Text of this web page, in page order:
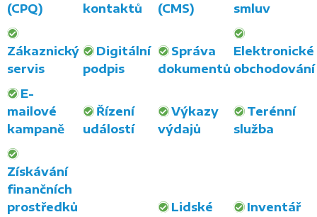
(CPQ)
kontaktů
(CMS)
smluv
Zákaznický
servis
Digitální
podpis
Správa
dokumentů
Elektronické
obchodování
E-
mailové
kampaně
Řízení
událostí
Výkazy
výdajů
Terénní
služba
Získávání
finančních
prostředků
Lidské
Inventář